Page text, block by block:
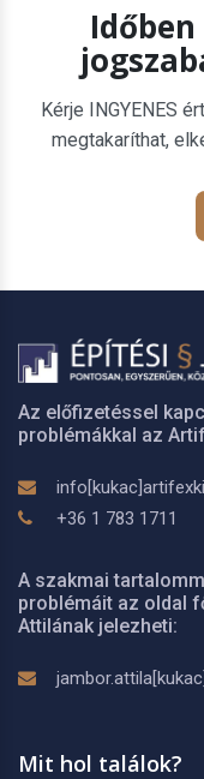
Kérje INGYENES
megtakaríthat,
Az előfizetéssel
problémákkal az
+36 1 783 1711
A szakmai
problémáit az oldal
Attilának jelezheti:
Mit hol találok?